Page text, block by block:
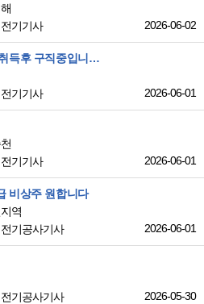
전기기사 2026-06-02
전기기사 자격증 취득후 구직중입니다.
전기기사 2026-06-01
전기기사 2026-06-01
비상주 원합니다
역
전기공사기사 2026-06-01
전기공사기사 2026-05-30